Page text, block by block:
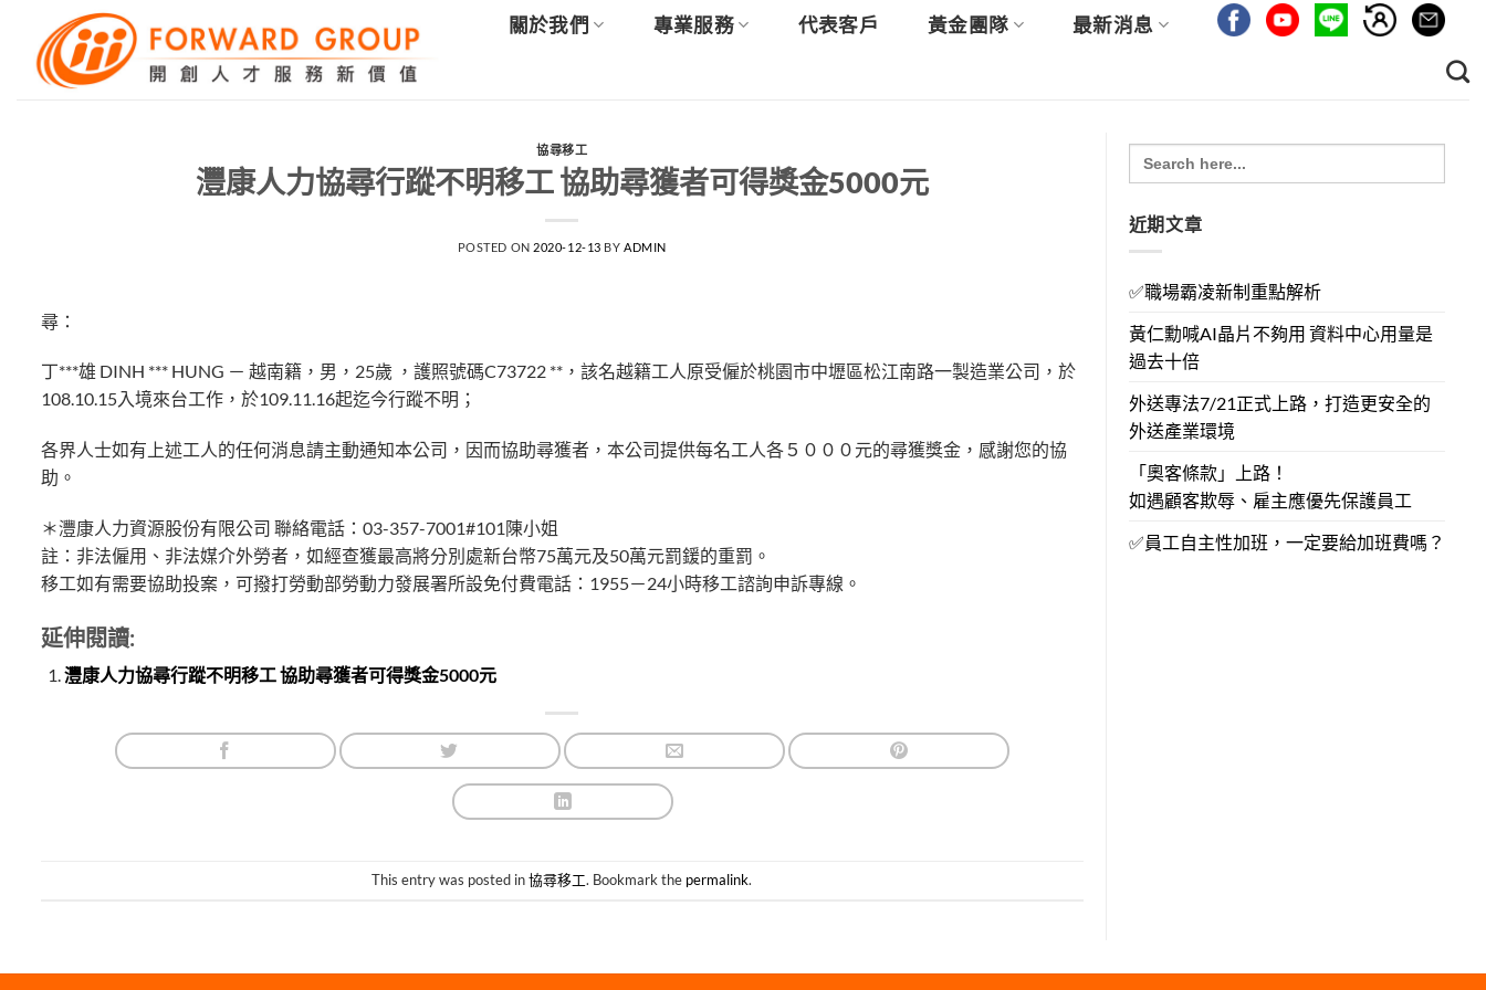
content
關於我們 專業服務 代表客戶 黃金團隊 最新消息
協尋移工
灃康人力協尋行蹤不明移工 協助尋獲者可得獎金5000元
POSTED ON 2020-12-13 BY ADMIN
尋：
丁***雄 DINH *** HUNG － 越南籍，男，25歲 ，護照號碼C73722 **，該名越籍工人原受僱於桃園市中壢區松江南路一製造業公司，於
108.10.15入境來台工作，於109.11.16起迄今行蹤不明；
各界人士如有上述工人的任何消息請主動通知本公司，因而協助尋獲者，本公司提供每名工人各５０００元的尋獲獎金，感謝您的協
助。
＊灃康人力資源股份有限公司 聯絡電話：03-357-7001#101陳小姐
註：非法僱用、非法媒介外勞者，如經查獲最高將分別處新台幣75萬元及50萬元罰鍰的重罰。
移工如有需要協助投案，可撥打勞動部勞動力發展署所設免付費電話：1955－24小時移工諮詢申訴專線。
延伸閱讀:
灃康人力協尋行蹤不明移工 協助尋獲者可得獎金5000元
This entry was posted in協尋移工. Bookmark the permalink.
Search
for:
近期文章
✅職場霸凌新制重點解析
黃仁勳喊AI晶片不夠用 資料中心用量是
過去十倍
外送專法7/21正式上路，打造更安全的
外送產業環境
「奧客條款」上路！
如遇顧客欺辱、雇主應優先保護員工
✅員工自主性加班，一定要給加班費嗎？